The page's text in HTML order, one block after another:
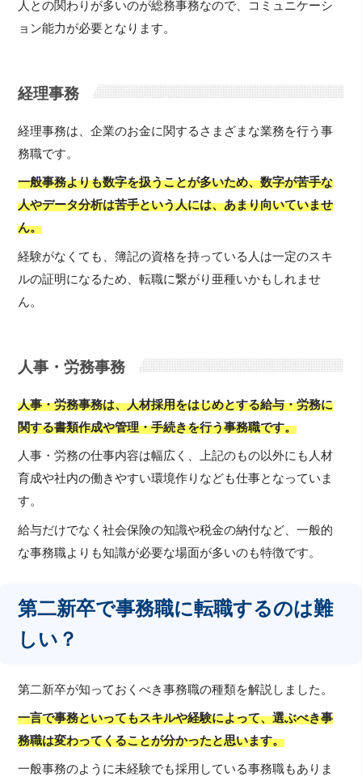
人との関わりが多いのが総務事務なので、コミュニケーシ
ョン能力が必要となります。
経理事務
経理事務は、企業のお金に関するさまざまな業務を行う事
務職です。
一般事務よりも数字を扱うことが多いため、数字が苦手な
人やデータ分析は苦手という人には、あまり向いていませ
ん。
経験がなくても、簿記の資格を持っている人は一定のスキ
ルの証明になるため、転職に繋がり亜種いかもしれませ
ん。
人事・労務事務
人事・労務事務は、人材採用をはじめとする給与・労務に
関する書類作成や管理・手続きを行う事務職です。
人事・労務の仕事内容は幅広く、上記のもの以外にも人材
育成や社内の働きやすい環境作りなども仕事となっていま
す。
給与だけでなく社会保険の知識や税金の納付など、一般的
な事務職よりも知識が必要な場面が多いのも特徴です。
第二新卒で事務職に転職するのは難
しい？
第二新卒が知っておくべき事務職の種類を解説しました。
一言で事務といってもスキルや経験によって、選ぶべき事
務職は変わってくることが分かったと思います。
一般事務のように未経験でも採用している事務職もありま